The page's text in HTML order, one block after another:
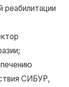
реабилитации
СИБУР,